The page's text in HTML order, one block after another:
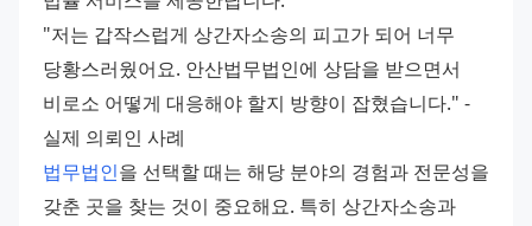
"저는 갑작스럽게 상간자소송의 피고가 되어 너무
당황스러웠어요. 안산법무법인에 상담을 받으면서
비로소 어떻게 대응해야 할지 방향이 잡혔습니다." -
실제 의뢰인 사례
법무법인을 선택할 때는 해당 분야의 경험과 전문성을
갖춘 곳을 찾는 것이 중요해요. 특히 상간자소송과